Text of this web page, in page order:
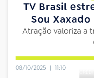
TV Brasil
Sou
Atração valoriza a
08/10/2025 | 11:10